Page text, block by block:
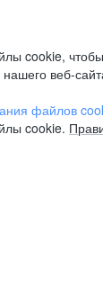
cookie,
веб-
файлов
cookie.